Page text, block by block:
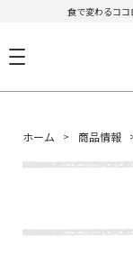
食で変わるココ
ホーム 商品情報